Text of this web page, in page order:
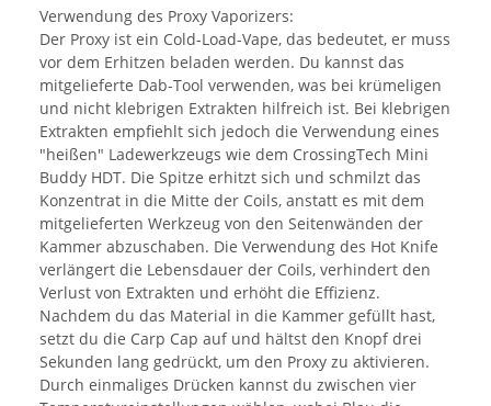
Verwendung des Proxy Vaporizers:
Der Proxy ist ein Cold-Load-Vape, das bedeutet, er muss
vor dem Erhitzen beladen werden. Du kannst das
mitgelieferte Dab-Tool verwenden, was bei krümeligen
und nicht klebrigen Extrakten hilfreich ist. Bei klebrigen
Extrakten empfiehlt sich jedoch die Verwendung eines
"heißen" Ladewerkzeugs wie dem CrossingTech Mini
Buddy HDT. Die Spitze erhitzt sich und schmilzt das
Konzentrat in die Mitte der Coils, anstatt es mit dem
mitgelieferten Werkzeug von den Seitenwänden der
Kammer abzuschaben. Die Verwendung des Hot Knife
verlängert die Lebensdauer der Coils, verhindert den
Verlust von Extrakten und erhöht die Effizienz.
Nachdem du das Material in die Kammer gefüllt hast,
setzt du die Carp Cap auf und hältst den Knopf drei
Sekunden lang gedrückt, um den Proxy zu aktivieren.
Durch einmaliges Drücken kannst du zwischen vier